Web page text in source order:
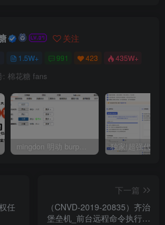
关注
1.5W+ 991 423 435W+
: 棉花糖 fans
mingdon 明动 burp插件0.2.6版本 本地时间校验去除版
任
下一篇
（CNVD-2019-20835）齐治
堡垒机_前台远程命令执行漏